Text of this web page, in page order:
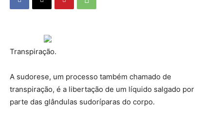
Transpiração.
A sudorese, um processo também chamado de
transpiração, é a libertação de um líquido salgado por
parte das glândulas sudoríparas do corpo.